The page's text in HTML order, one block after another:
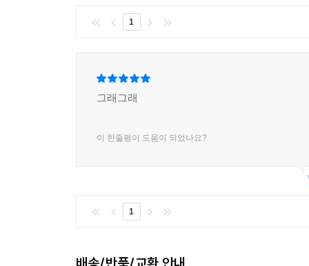
1
그래그래
이 한줄평이 도움이 되었나요?
1